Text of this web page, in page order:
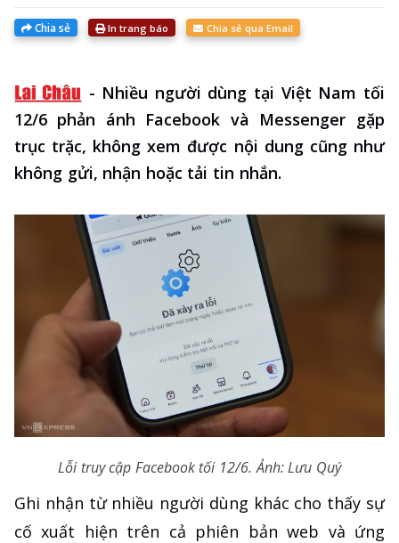
Chia sẻ In trang báo Chia sẻ qua Email
- Nhiều người dùng tại Việt Nam tối
12/6 phản ánh Facebook và Messenger gặp
trục trặc, không xem được nội dung cũng như
không gửi, nhận hoặc tải tin nhắn.
Lỗi truy cập Facebook tối 12/6. Ảnh: Lưu Quý
Ghi nhận từ nhiều người dùng khác cho thấy sự
cố xuất hiện trên cả phiên bản web và ứng